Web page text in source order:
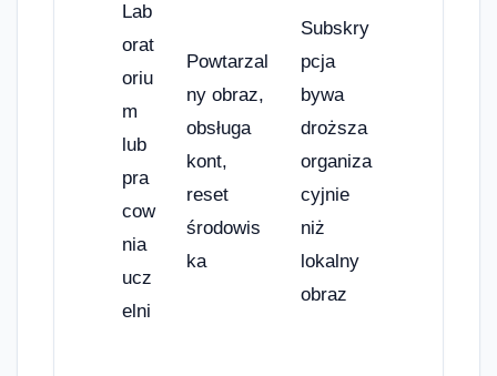
Lab
orat
oriu
m
lub
pra
cow
nia
ucz
elni
Powtarzal
ny obraz,
obsługa
kont,
reset
środowis
ka
Subskry
pcja
bywa
droższa
organiza
cyjnie
niż
lokalny
obraz